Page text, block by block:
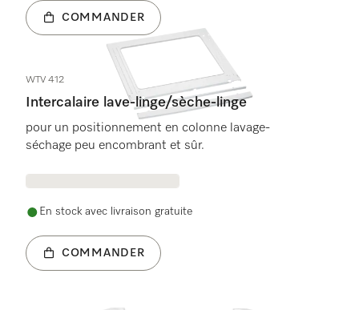
COMMANDER
WTV 412
Intercalaire lave-linge/sèche-linge
pour un positionnement en colonne lavage-
séchage peu encombrant et sûr.
En stock avec livraison gratuite
COMMANDER